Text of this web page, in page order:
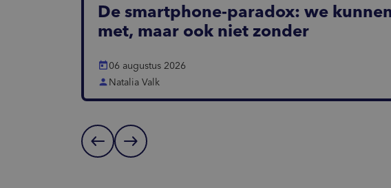
De smartphone-paradox: we
met, maar ook niet zonder
today06 augustus 2026
person Natalia Valk
west east